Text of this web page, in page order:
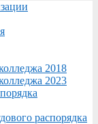
2018
2023
распорядка